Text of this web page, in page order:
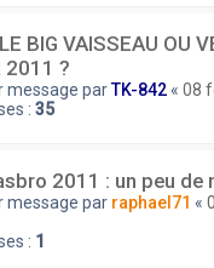
BIG VAISSEAU OU
2011 ?
message parTK-842 « 08
: 35
2011 : un peu de
message par raphael71 «
: 1